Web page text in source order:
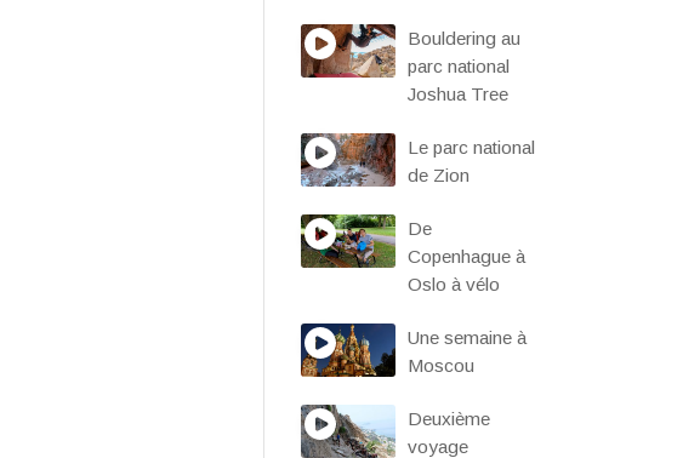
Bouldering au
parc national
Joshua Tree
Le parc national
de Zion
De
Copenhague à
Oslo à vélo
Une semaine à
Moscou
Deuxième
voyage